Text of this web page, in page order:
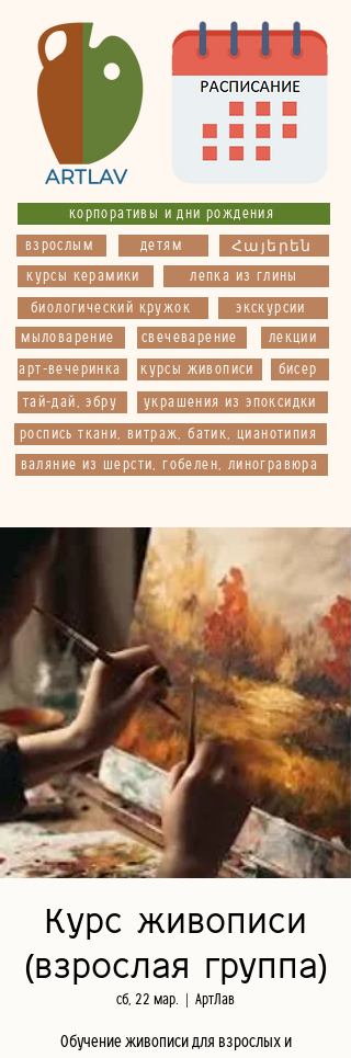
корпоративы и дни рождения
детям
взрослым Հայերեն
украшения из эпоксидки
мыловарение свечеварение
арт-вечеринка бисер
тай-дай, эбру
экскурсии
лепка из глины
роспись ткани, витраж, батик, цианотипия
курсы живописи
лекции
биологический кружок
курсы керамики
валяние из шерсти, гобелен, линогравюра
Курс живописи
(взрослая группа)
сб, 22 мар. АртЛав
Обучение живописи для взрослых и